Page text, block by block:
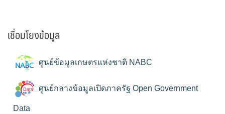
เชื่อมโยงข้อมูล
ศูนย์ข้อมูลเกษตรแห่งชาติ NABC
ศูนย์กลางข้อมูลเปิดภาครัฐ Open Government
Data